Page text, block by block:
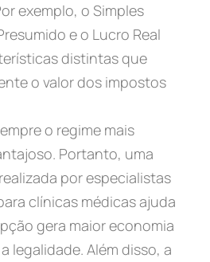
exemplo, o Simples
e o Lucro Real
distintas que
o valor dos impostos
o regime mais
Portanto, uma
por especialistas
clínicas médicas ajuda
gera maior economia
legalidade. Além disso, a